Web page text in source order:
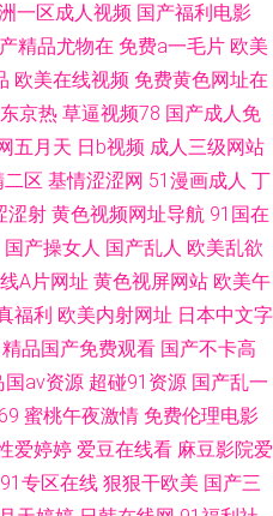
品久久多人混战 91视频91自 久久免
天堂ab精 wwwcom五月天 日韩综合
品热看 95福利片 色色网五月社区 91
呆哥视频模特 国产福利写真 四虎东
一二三 91超碰资源站 国产精品一一
文字幕五区 东京热自慰一本道 91吃
欧美人妖ⅩⅩ欧美人妖 91福利影视 高
在线看欧美日韩sss 久久国产高潮久
一区成人视频 国产福利电影
精品尤物在 免费a一毛片 欧美
欧美在线视频 免费黄色网址在
京热 草逼视频78 国产成人免
五月天 日b视频 成人三级网站
区 基情涩涩网 51漫画成人 丁
涩射 黄色视频网址导航 91国在
国产操女人 国产乱人 欧美乱欲
A片网址 黄色视屏网站 欧美午
福利 欧美内射网址 日本中文字
精品国产免费观看 国产不卡高
国av资源 超碰91资源 国产乱一
蜜桃午夜激情 免费伦理电影
爱婷婷 爱豆在线看 麻豆影院爱
91专区在线 狠狠干欧美 国产三